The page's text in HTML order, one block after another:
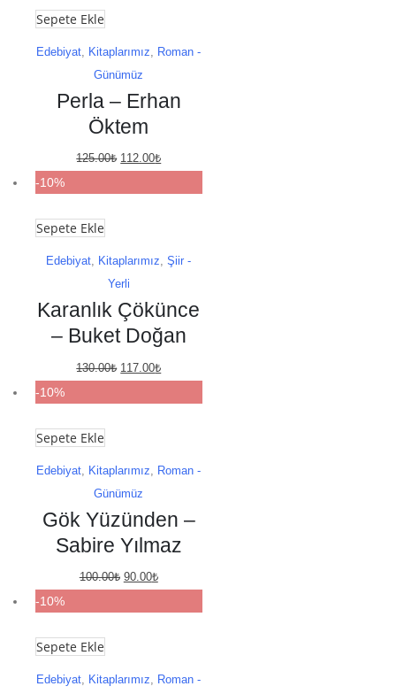
Sepete Ekle
Edebiyat Kitaplarımız
Roman -
Günümüz
Perla – Erhan
Öktem
125.00₺ Orijinal
112.00₺Şu
-10%
Sepete Ekle
Edebiyat, Kitaplarımız,Şiir -
Yerli
Karanlık Çökünce
– Buket Doğan
130.00₺ Orijinal
117.00₺Şu
-10%
Sepete Ekle
Edebiyat Kitaplarımız
Roman -
Günümüz
Gök Yüzünden –
Sabire Yılmaz
100.00₺ Orijinal
90.00₺Şu
-10%
Sepete Ekle
Edebiyat Kitaplarımız
Roman -